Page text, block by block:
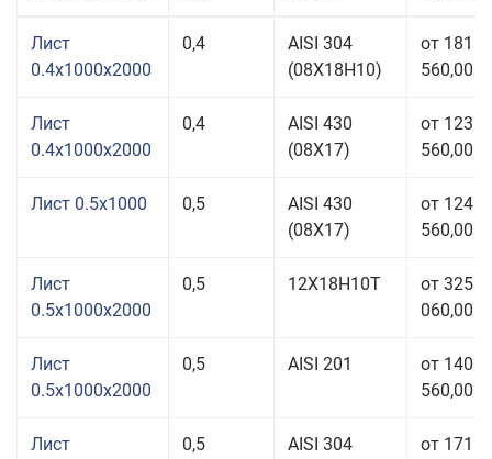
Лист
0.4x1000x2000
0,4
AISI 304
(08Х18Н10)
от 181
560,00
Лист
0.4x1000x2000
0,4
AISI 430
(08Х17)
от 123
560,00
Лист 0.5x1000 0,5
AISI 430
(08Х17)
от 124
560,00
Лист
0.5x1000x2000
0,5 12Х18Н10Т
от 325
060,00
Лист
0.5x1000x2000
0,5 AISI 201
от 140
560,00
Лист
0,5
AISI 304
от 171